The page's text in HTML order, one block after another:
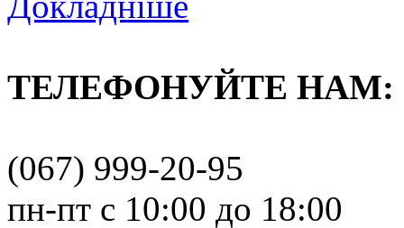
ТЕЛЕФОНУЙТЕ НАМ:
(067) 999-20-95
пн-пт с 10:00 до 18:00